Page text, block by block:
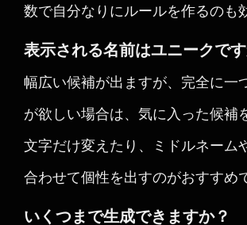
数で自分なりにルールを作るのも
表示される名前はユニークで
幅広い候補が出ますが、完全に一
が欲しい場合は、気に入った候補
文字だけ変えたり、ミドルネーム
合わせて個性を出すのがおすすめ
いくつまで生成できますか？